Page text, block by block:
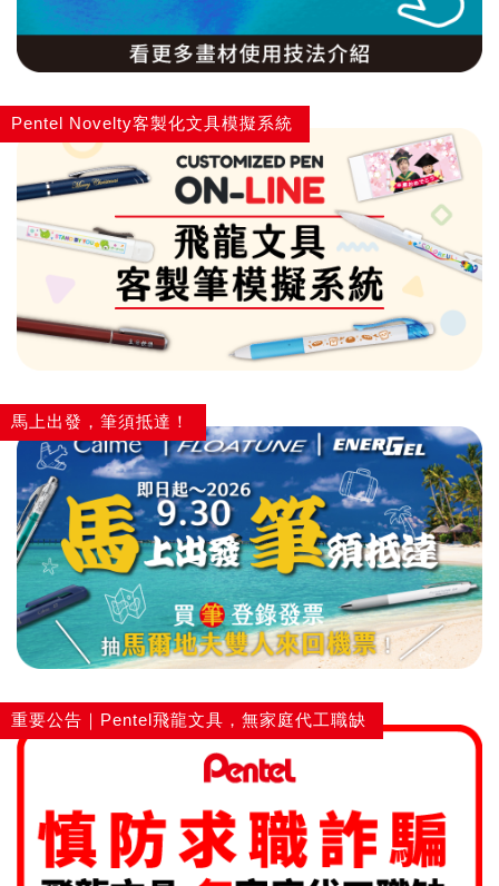
Pentel Novelty客製化文具模擬系統
馬上出發，筆須抵達！
重要公告｜Pentel飛龍文具，無家庭代工職缺